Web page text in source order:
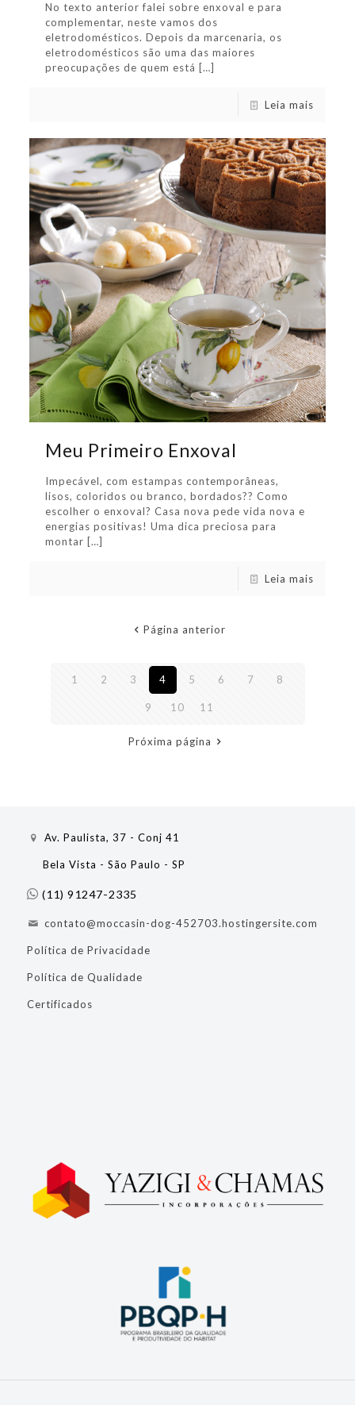
No texto anterior falei sobre enxoval e para
complementar, neste vamos dos
eletrodomésticos. Depois da marcenaria, os
eletrodomésticos são uma das maiores
preocupações de quem está […]
Leia mais
Meu Primeiro Enxoval
Impecável, com estampas contemporâneas,
lisos, coloridos ou branco, bordados?? Como
escolher o enxoval? Casa nova pede vida nova e
energias positivas! Uma dica preciosa para
montar […]
Leia mais
Página anterior
1 2 3 4 5 6 7 8
9 10 11
Próxima página
Av. Paulista, 37 - Conj 41
Bela Vista - São Paulo - SP
(11) 91247-2335
contato@moccasin-dog-452703.hostingersite.com
Política de Privacidade
Política de Qualidade
Certificados